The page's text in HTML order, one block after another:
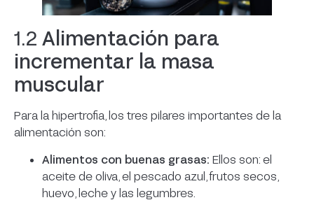
1.2 Alimentación para
incrementar la masa
muscular
Para la hipertrofia, los tres pilares importantes de la
alimentación son:
Alimentos con buenas grasas: Ellos son: el
aceite de oliva, el pescado azul, frutos secos,
huevo, leche y las legumbres.